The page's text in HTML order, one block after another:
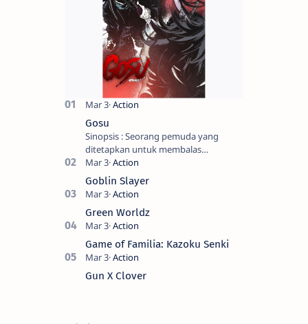
Gosu
Sinopsis : Seorang pemuda yang
ditetapkan untuk membalas
masternya, seorang seniman bela diri
kuat sekali yang dikhianati oleh anak
buahn…
Goblin Slayer
Green Worldz
Game of Familia: Kazoku Senki
Gun X Clover